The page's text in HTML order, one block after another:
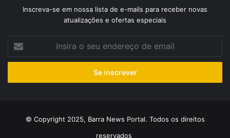
Inscreva-se em nossa lista de e-mails para receber novas
atualizações e ofertas especiais
seu
de
© Copyright 2025, Barra News Portal. Todos os direitos
reservados